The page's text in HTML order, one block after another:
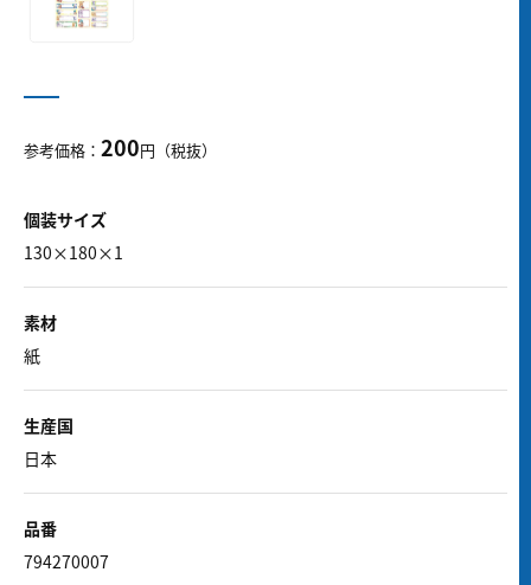
参考価格： 200円（税抜）
個装サイズ
130×180×1
素材
紙
生産国
日本
品番
794270007